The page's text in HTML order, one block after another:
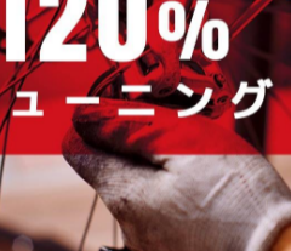
ーにデザインされているカ
仕事をこなす彼のイメージ
こだわっている。